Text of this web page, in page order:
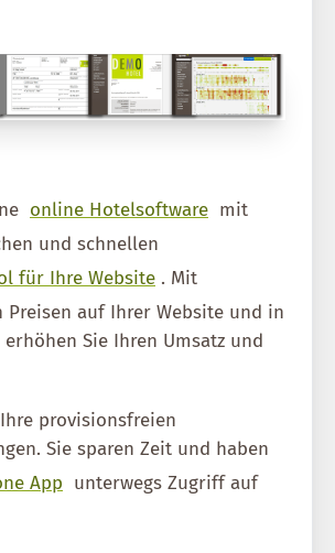
online Hotelsoftware mit
und schnellen
für Ihre Website . Mit
Preisen auf Ihrer Website und in
Sie Ihren Umsatz und
provisionsfreien
Sie sparen Zeit und haben
App unterwegs Zugriff auf